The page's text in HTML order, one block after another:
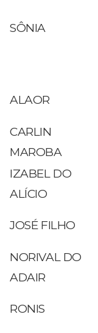
SÔNIA
ALAOR
CARLIN
MAROBA
IZABEL DO
ALÍCIO
JOSÉ FILHO
NORIVAL DO
ADAIR
RONIS